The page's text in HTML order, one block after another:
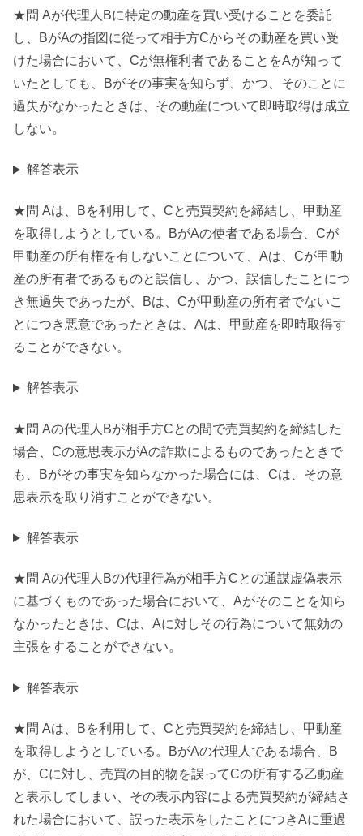
★問 Aが代理人Bに特定の動産を買い受けることを委託
し、BがAの指図に従って相手方Cからその動産を買い受
けた場合において、Cが無権利者であることをAが知って
いたとしても、Bがその事実を知らず、かつ、そのことに
過失がなかったときは、その動産について即時取得は成立
しない。
解答表示
★問 Aは、Bを利用して、Cと売買契約を締結し、甲動産
を取得しようとしている。BがAの使者である場合、Cが
甲動産の所有権を有しないことについて、Aは、Cが甲動
産の所有者であるものと誤信し、かつ、誤信したことにつ
き無過失であったが、Bは、Cが甲動産の所有者でないこ
とにつき悪意であったときは、Aは、甲動産を即時取得す
ることができない。
解答表示
★問 Aの代理人Bが相手方Cとの間で売買契約を締結した
場合、Cの意思表示がAの詐欺によるものであったときで
も、Bがその事実を知らなかった場合には、Cは、その意
思表示を取り消すことができない。
解答表示
★問 Aの代理人Bの代理行為が相手方Cとの通謀虚偽表示
に基づくものであった場合において、Aがそのことを知ら
なかったときは、Cは、Aに対しその行為について無効の
主張をすることができない。
解答表示
★問 Aは、Bを利用して、Cと売買契約を締結し、甲動産
を取得しようとしている。BがAの代理人である場合、B
が、Cに対し、売買の目的物を誤ってCの所有する乙動産
と表示してしまい、その表示内容による売買契約が締結さ
れた場合において、誤った表示をしたことにつきAに重過